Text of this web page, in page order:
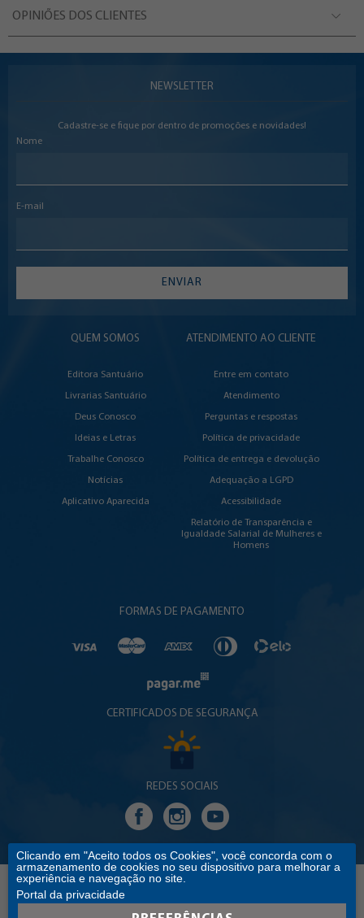
OPINIÕES DOS CLIENTES
NEWSLETTER
Cadastre-se e fique por dentro de promoções e novidades!
Nome
E-mail
ENVIAR
QUEM SOMOS
Editora Santuário
Livrarias Santuário
Deus Conosco
Ideias e Letras
Trabalhe Conosco
Notícias
Aplicativo Aparecida
ATENDIMENTO AO CLIENTE
Entre em contato
Atendimento
Perguntas e respostas
Política de privacidade
Política de entrega e devolução
Adequação a LGPD
Acessibilidade
Relatório de Transparência e
Igualdade Salarial de Mulheres e
Homens
FORMAS DE PAGAMENTO
CERTIFICADOS DE SEGURANÇA
REDES SOCIAIS
Copyright © 2017 EDITORA SANTUÁRIO. TODOS OS DIREITOS RESERVADOS
C.Ss.R EDITORA SANTUÁRIO - CNPJ: 60.601.283/0016-35 ENDEREÇO: RUA PE. CLARO MONTEIRO,
Clicando em "Aceito todos os Cookies", você concorda com o
armazenamento de cookies no seu dispositivo para melhorar a
experiência e navegação no site.
Portal da privacidade